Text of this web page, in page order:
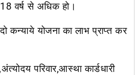
वर्ष से अधिक हो।
कन्याये योजना का लाभ प्राप्त कर
परिवार,आस्था कार्डधारी